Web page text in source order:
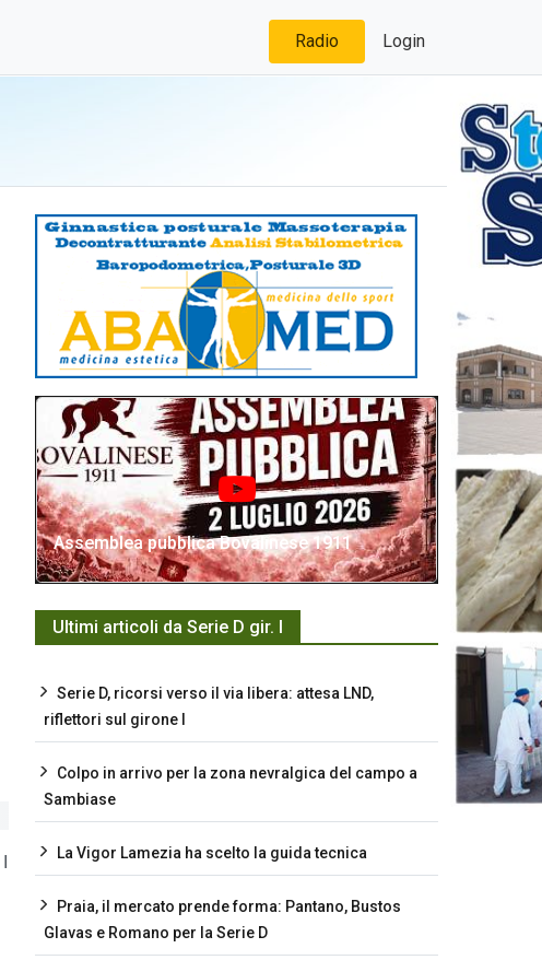
Radio Login
Assemblea pubblica Bovalinese 1911
Ultimi articoli da Serie D gir. I
Serie D, ricorsi verso il via libera: attesa LND,
riflettori sul girone I
Colpo in arrivo per la zona nevralgica del campo a
Sambiase
La Vigor Lamezia ha scelto la guida tecnica
Praia, il mercato prende forma: Pantano, Bustos
Glavas e Romano per la Serie D